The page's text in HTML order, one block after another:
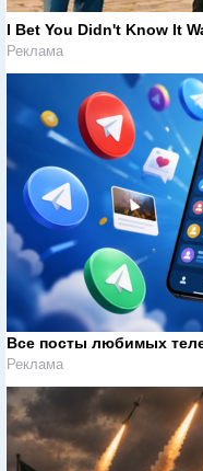
I Bet You Didn't Know It
Реклама
Все посты любимых
Реклама